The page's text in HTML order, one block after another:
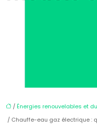
/Énergies renouvelables et
/ Chauffe-eau gaz électrique :